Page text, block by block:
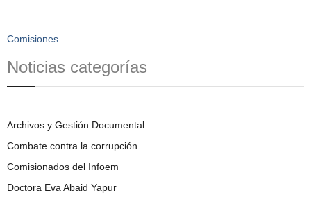
Comisiones
Noticias categorías
Archivos y Gestión Documental
Combate contra la corrupción
Comisionados del Infoem
Doctora Eva Abaid Yapur